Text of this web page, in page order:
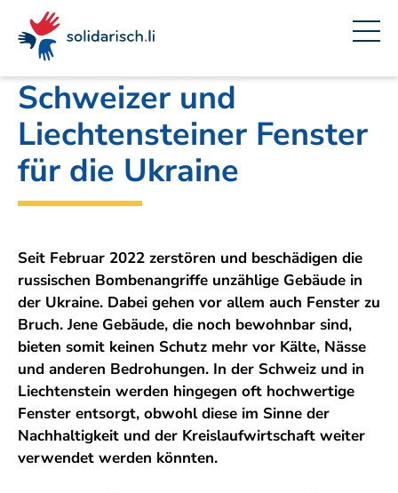
Navigieren
in
solidarisch.li
Schnellnavigation
Seitenkontext
Inhalt
Projekt
von
Amt für Auswärtige Angelegenheiten
Schweizer und
Liechtensteiner Fenster
für die Ukraine
Seit Februar 2022 zerstören und beschädigen die
russischen Bombenangriffe unzählige Gebäude in
der Ukraine. Dabei gehen vor allem auch Fenster zu
Bruch. Jene Gebäude, die noch bewohnbar sind,
bieten somit keinen Schutz mehr vor Kälte, Nässe
und anderen Bedrohungen. In der Schweiz und in
Liechtenstein werden hingegen oft hochwertige
Fenster entsorgt, obwohl diese im Sinne der
Nachhaltigkeit und der Kreislaufwirtschaft weiter
verwendet werden könnten.